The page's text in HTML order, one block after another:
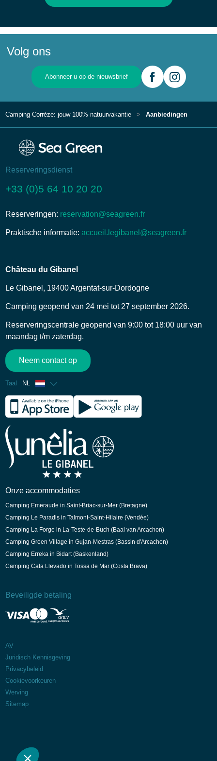
Volg ons
Abonneer u op de nieuwsbrief
Camping Corrèze: jouw 100% natuurvakantie Aanbiedingen
Reserveringsdienst
+33 (0)5 64 10 20 20
Reserveringen: reservation@seagreen.fr
Praktische informatie: accueil.legibanel@seagreen.fr
Château du Gibanel
Le Gibanel, 19400 Argentat-sur-Dordogne
Camping geopend van 24 mei tot 27 september 2026.
Reserveringscentrale geopend van 9:00 tot 18:00 uur van
maandag t/m zaterdag.
Neem contact op
Taal NL
Frans
Engels
Duits
Onze accommodaties
Camping Emeraude in Saint-Briac-sur-Mer (Bretagne)
Camping Le Paradis in Talmont-Saint-Hilaire (Vendée)
Camping La Forge in La-Teste-de-Buch (Baai van Arcachon)
Camping Green Village in Gujan-Mestras (Bassin d'Arcachon)
Camping Erreka in Bidart (Baskenland)
Camping Cala Llevado in Tossa de Mar (Costa Brava)
Beveiligde betaling
AV
Juridisch Kennisgeving
Privacybeleid
Cookievoorkeuren
Werving
Sitemap